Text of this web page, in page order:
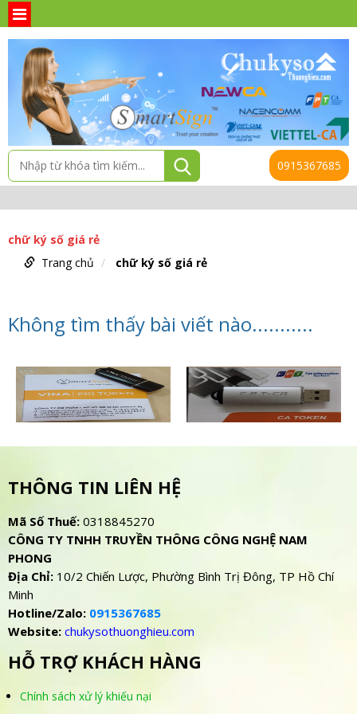
0915367685
chữ ký số giá rẻ
Trang chủ
chữ ký số giá rẻ
Không tìm thấy bài viết nào...........
THÔNG TIN LIÊN HỆ
Mã Số Thuế: 0318845270
CÔNG TY TNHH TRUYỀN THÔNG CÔNG NGHỆ NAM
PHONG
Địa Chỉ: 10/2 Chiến Lược, Phường Bình Trị Đông, TP Hồ Chí
Minh
Hotline/Zalo: 0915367685
Website: chukysothuonghieu.com
HỖ TRỢ KHÁCH HÀNG
Chính sách xử lý khiếu nại